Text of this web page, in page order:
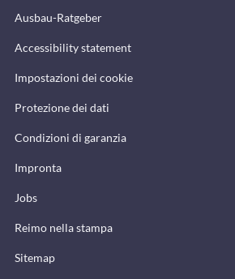
Ausbau-Ratgeber
Accessibility statement
Impostazioni dei cookie
Protezione dei dati
Condizioni di garanzia
Impronta
Jobs
Reimo nella stampa
Sitemap